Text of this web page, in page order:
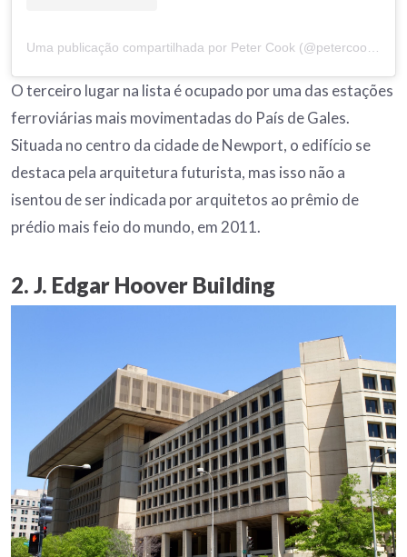
O terceiro lugar na lista é ocupado por uma das estações
ferroviárias mais movimentadas do País de Gales.
Situada no centro da cidade de Newport, o edifício se
destaca pela arquitetura futurista, mas isso não a
isentou de ser indicada por arquitetos ao prêmio de
prédio mais feio do mundo, em 2011.
2. J. Edgar Hoover Building